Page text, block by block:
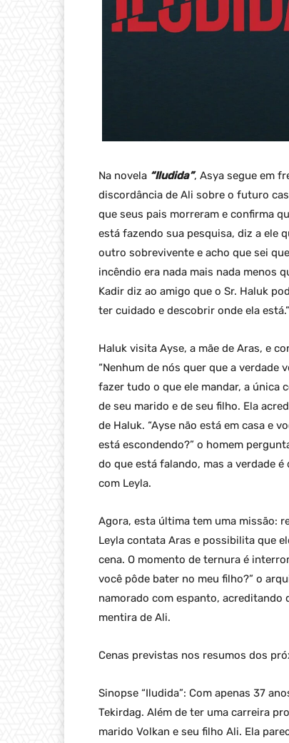
Na novela “Iludida”, Asya segue em
discordância de Ali sobre o futuro
que seus pais morreram e confirma
está fazendo sua pesquisa, diz a ele
outro sobrevivente e acho que sei
incêndio era nada mais nada menos
Kadir diz ao amigo que o Sr. Haluk
ter cuidado e descobrir onde ela
Haluk visita Ayse, a mãe de Aras, e
“Nenhum de nós quer que a verdade
fazer tudo o que ele mandar, a única
de seu marido e de seu filho. Ela
de Haluk. “Ayse não está em casa e
está escondendo?” o homem
do que está falando, mas a verdade
com Leyla.
Agora, esta última tem uma missão:
Leyla contata Aras e possibilita que
cena. O momento de ternura é
você pôde bater no meu filho?” o
namorado com espanto, acreditando
mentira de Ali.
Cenas previstas nos resumos dos
Sinopse “Iludida”: Com apenas 37
Tekirdag. Além de ter uma carreira
marido Volkan e seu filho Ali. Ela